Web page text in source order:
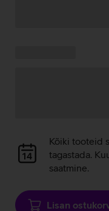
Andmete
laadimine
Kõiki tooteid
tagastada.
saatmine.
Lisan